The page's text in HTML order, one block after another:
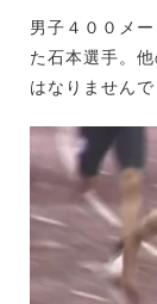
男子４００メ
た石本選手。
はなりません